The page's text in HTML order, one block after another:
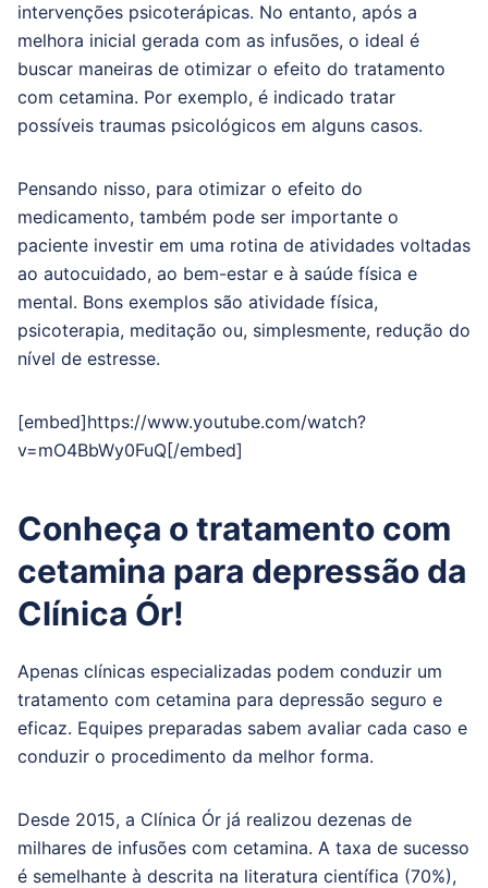
intervenções psicoterápicas. No entanto, após a
melhora inicial gerada com as infusões, o ideal é
buscar maneiras de otimizar o efeito do tratamento
com cetamina. Por exemplo, é indicado tratar
possíveis traumas psicológicos em alguns casos.
Pensando nisso, para otimizar o efeito do
medicamento, também pode ser importante o
paciente investir em uma rotina de atividades voltadas
ao autocuidado, ao bem-estar e à saúde física e
mental. Bons exemplos são atividade física,
psicoterapia, meditação ou, simplesmente, redução do
nível de estresse.
[embed]https://www.youtube.com/watch?
v=mO4BbWy0FuQ[/embed]
Conheça o tratamento com
cetamina para depressão da
Clínica Ór!
Apenas clínicas especializadas podem conduzir um
tratamento com cetamina para depressão seguro e
eficaz. Equipes preparadas sabem avaliar cada caso e
conduzir o procedimento da melhor forma.
Desde 2015, a Clínica Ór já realizou dezenas de
milhares de infusões com cetamina. A taxa de sucesso
é semelhante à descrita na literatura científica (70%),